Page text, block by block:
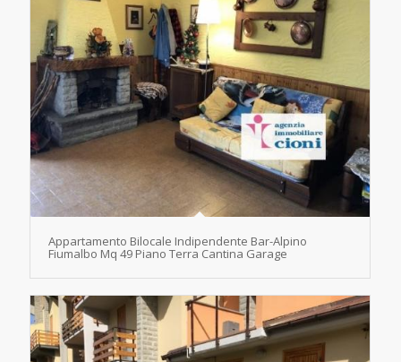
Appartamento Bilocale Indipendente Bar-Alpino
Fiumalbo Mq 49 Piano Terra Cantina Garage